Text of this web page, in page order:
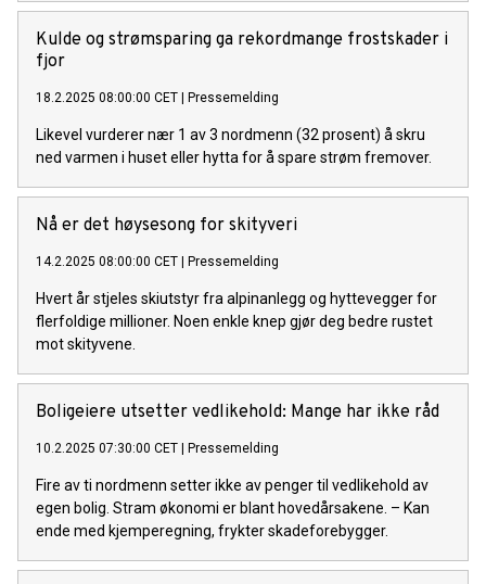
Kulde og strømsparing ga rekordmange frostskader i
fjor
18.2.2025 08:00:00 CET | Pressemelding
Likevel vurderer nær 1 av 3 nordmenn (32 prosent) å skru
ned varmen i huset eller hytta for å spare strøm fremover.
Nå er det høysesong for skityveri
14.2.2025 08:00:00 CET | Pressemelding
Hvert år stjeles skiutstyr fra alpinanlegg og hyttevegger for
flerfoldige millioner. Noen enkle knep gjør deg bedre rustet
mot skityvene.
Boligeiere utsetter vedlikehold: Mange har ikke råd
10.2.2025 07:30:00 CET | Pressemelding
Fire av ti nordmenn setter ikke av penger til vedlikehold av
egen bolig. Stram økonomi er blant hovedårsakene. – Kan
ende med kjemperegning, frykter skadeforebygger.